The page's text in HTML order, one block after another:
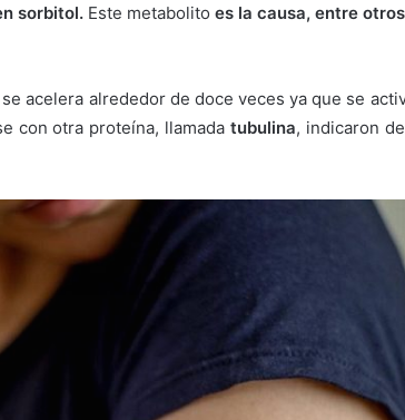
sorbitol. Este metabolito es la causa, entre
acelera alrededor de doce veces ya que se
con otra proteína, llamadatubulina, indicaron